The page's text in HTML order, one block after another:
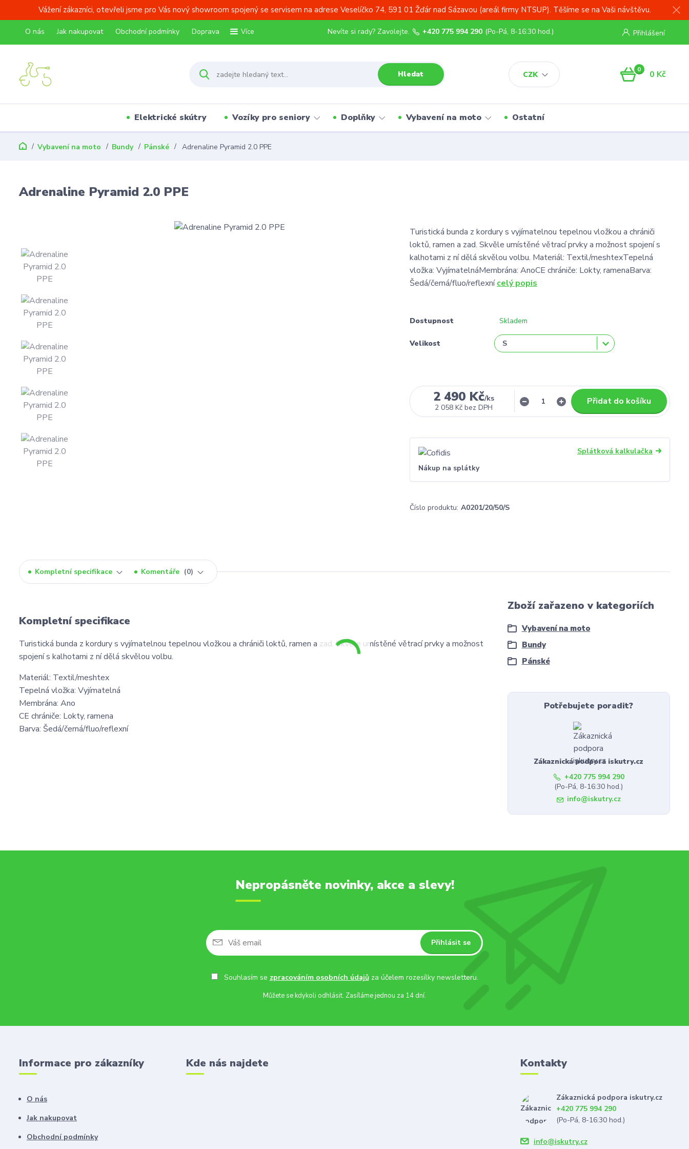
Vážení zákazníci, otevřeli jsme pro Vás nový showroom spojený se servisem na adrese Veselíčko 74, 591 01 Žďár nad Sázavou (areál firmy NTSUP). Těšíme se na Vaši návštěvu.
O nás Jak nakupovat Obchodní podmínky Doprava Více
CZK
Přihlášení
Hledat
Nevíte si rady? Zavolejte. +420 775 994 290 (Po-Pá, 8-16:30 hod.)
0 0 Kč
Elektrické skútry Vozíky pro seniory Doplňky Vybavení na moto Ostatní
Vybavení na moto Bundy Pánské Adrenaline Pyramid 2.0 PPE
Adrenaline Pyramid 2.0 PPE
Turistická bunda z kordury s vyjímatelnou tepelnou vložkou a chrániči
loktů, ramen a zad. Skvěle umístěné větrací prvky a možnost spojení s
kalhotami z ní dělá skvělou volbu. Materiál: Textil/meshtexTepelná
vložka: VyjímatelnáMembrána: AnoCE chrániče: Lokty, ramenaBarva:
Šedá/černá/fluo/reflexnícelý popis
Dostupnost Skladem
Velikost
2 490 Kč/ks
2 058 Kč bez DPH
Přidat do košíku
Splátková kalkulačka
Nákup na splátky
Číslo produktu: A0201/20/50/S
Kompletní specifikace Komentáře 0
Kompletní specifikace
Turistická bunda z kordury s vyjímatelnou tepelnou vložkou a chrániči loktů, ramen a zad. Skvěle umístěné větrací prvky a možnost
spojení s kalhotami z ní dělá skvělou volbu.
Materiál: Textil/meshtex
Tepelná vložka: Vyjímatelná
Membrána: Ano
CE chrániče: Lokty, ramena
Barva: Šedá/černá/fluo/reflexní
Zboží zařazeno v kategoriích
Vybavení na moto
Bundy
Pánské
Potřebujete poradit?
Zákaznická podpora iskutry.cz
+420 775 994 290
(Po-Pá, 8-16:30 hod.)
info@iskutry.cz
Nepropásněte novinky, akce a slevy!
Přihlásit se
Souhlasím se zpracováním osobních údajůza účelem rozesílky newsletteru.
Můžete se kdykoli odhlásit. Zasíláme jednou za 14 dní.
Informace pro zákazníky
O nás
Jak nakupovat
Obchodní podmínky
Kde nás najdete Kontakty
Zákaznická podpora iskutry.cz
+420 775 994 290
(Po-Pá, 8-16:30 hod.)
info@iskutry.cz